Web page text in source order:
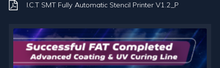
I.C.T SMT Fully Automatic Stencil Printer V1.2_P